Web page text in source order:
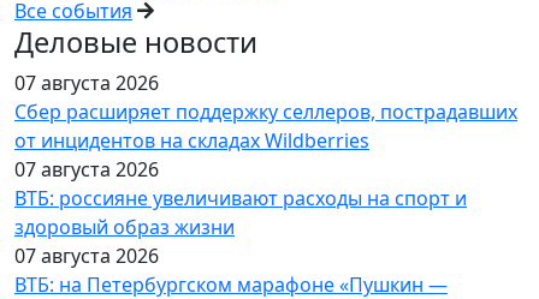
Все события
Деловые новости
07 августа 2026
Сбер расширяет поддержку селлеров, пострадавших
от инцидентов на складах Wildberries
07 августа 2026
ВТБ: россияне увеличивают расходы на спорт и
здоровый образ жизни
07 августа 2026
ВТБ: на Петербургском марафоне «Пушкин —